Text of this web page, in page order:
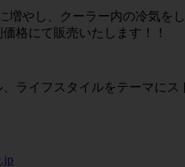
増やし、クーラー内の冷気を
格にて販売いたします！！
ライフスタイルをテーマに